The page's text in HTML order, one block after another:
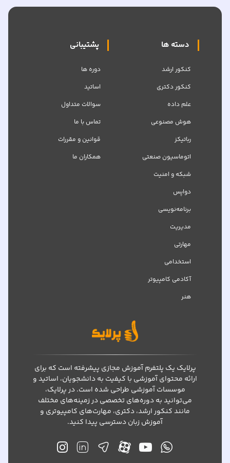
دسته ها
کنکور ارشد
کنکور دکتری
علم داده
هوش مصنوعی
رباتیکز
اتوماسیون صنعتی
شبکه‌ و امنیت
دواپس
برنامه‌نویسی
مدیریت
مهارتی
استخدامی
آکادمی کامپیوتر
هنر
پشتیبانی
دوره ها
اساتید
سوالات متداول
تماس با ما
قوانین و مقررات
همکاران ما
پرلایک یک پلتفرم آموزش مجازی پیشرفته است که برای
ارائه محتوای آموزشی با کیفیت به دانشجویان، اساتید و
موسسات آموزشی طراحی شده است. در پرلایک،
می‌توانید به دوره‌های تخصصی در زمینه‌های مختلف
مانند کنکور ارشد، دکتری، مهارت‌های کامپیوتری و
آموزش زبان دسترسی پیدا کنید.